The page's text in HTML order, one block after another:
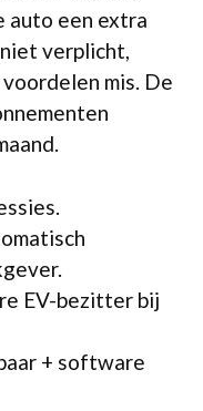
auto een extra
verplicht,
mis. De
EV-bezitter bij
+ software